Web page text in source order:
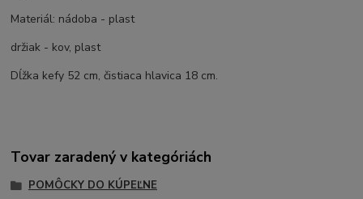
Materiál: nádoba - plast
držiak - kov, plast
Dĺžka kefy 52 cm, čistiaca hlavica 18 cm.
Tovar zaradený v kategóriách
POMÔCKY DO KÚPEĽNE